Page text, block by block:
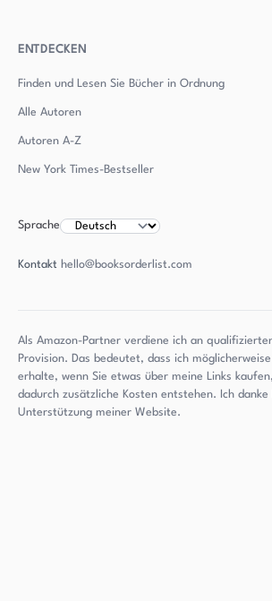
ENTDECKEN
Finden und Lesen Sie Bücher in Ordnung
Alle Autoren
Autoren A-Z
New York Times-Bestseller
Sprache
Kontakt hello@booksorderlist.com
Als Amazon-Partner verdiene ich an
Provision. Das bedeutet, dass ich
erhalte, wenn Sie etwas über meine Links
dadurch zusätzliche Kosten entstehen. Ich
Unterstützung meiner Website.